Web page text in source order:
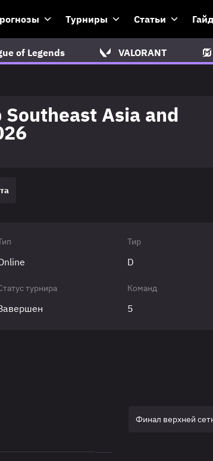
Турниры Статьи
of Legends VALORANT
Asia and
Тир
D
турнира Команд
5
Финал верхней